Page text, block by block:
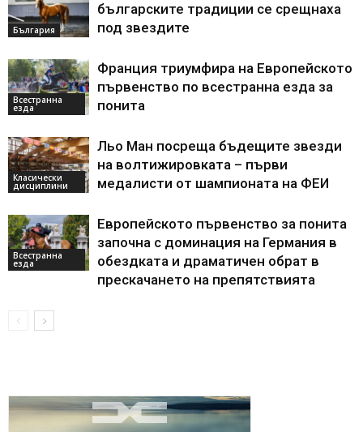
България
българските традиции се срещнаха
под звездите
Всестранна
езда
Франция триумфира на Европейското
първенство по всестранна езда за
понита
Класически
дисциплини
Льо Ман посреща бъдещите звезди
на волтижировката – първи
медалисти от шампионата на ФЕИ
Всестранна
езда
Европейското първенство за понита
започна с доминация на Германия в
обездката и драматичен обрат в
прескачането на препятствията